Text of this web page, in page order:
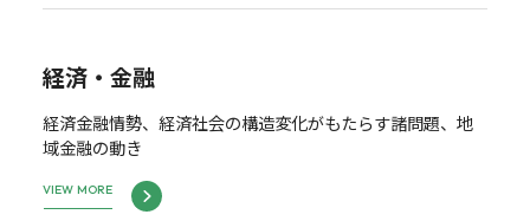
経済・金融
経済金融情勢、経済社会の構造変化がもたらす諸問題、地
域金融の動き
VIEW MORE